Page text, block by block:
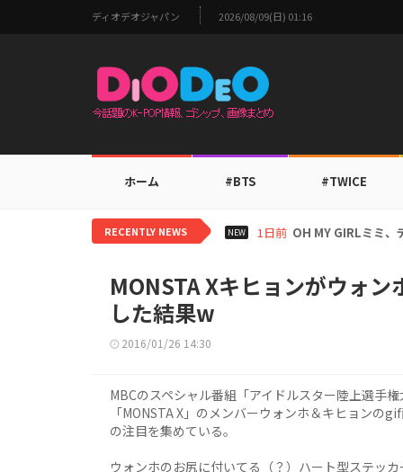
ディオデオジャパン 2026/08/09(日) 01:16
ホーム #BTS #TWICE
RECENTLY NEWS NEW 1日前 BTS V、ワールドカ
MONSTA Xキヒョンがウォ
した結果w
2016/01/26 14:30
MBCのスペシャル番組「アイドルスター陸上選手
「MONSTA X」のメンバーウォンホ＆キヒョンの
の注目を集めている。
ウォンホのお尻に付いてる（？）ハート型ステッ